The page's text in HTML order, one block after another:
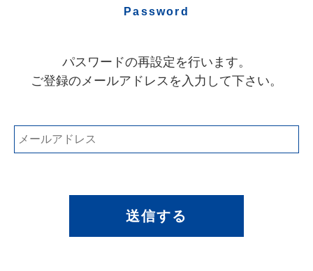
Password
パスワードの再設定を行います。
ご登録のメールアドレスを入力して下さい。
送信する